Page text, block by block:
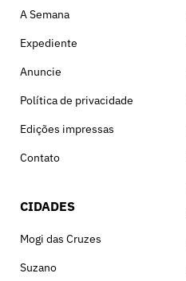
A Semana
Expediente
Anuncie
Política de privacidade
Edições impressas
Contato
CIDADES
Mogi das Cruzes
Suzano